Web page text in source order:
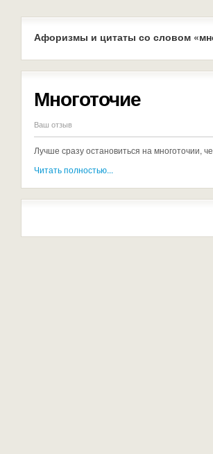
Афоризмы и цитаты со словом
Многоточие
Ваш отзыв
Лучше сразу остановиться на многоточии,
Читать полностью...